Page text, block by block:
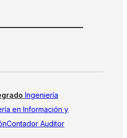
Ingeniería
en Información y
Contador Auditor